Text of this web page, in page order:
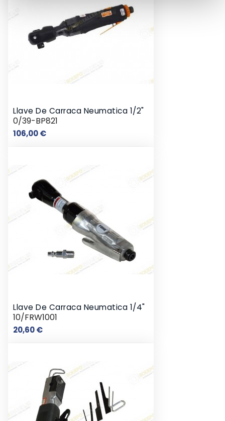
Llave De Carraca Neumatica 1/2"
0/39-BP821
106,00 €Precio
Llave De Carraca Neumatica 1/4"
10/FRW1001
20,60 €Precio